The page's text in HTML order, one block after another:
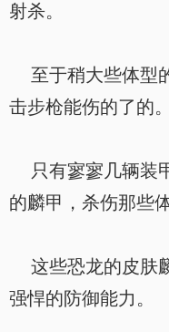
射杀。
至于稍大些体型
击步枪能伤的了的。
只有寥寥几辆装
的麟甲，杀伤那些
这些恐龙的皮肤
强悍的防御能力。